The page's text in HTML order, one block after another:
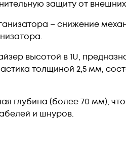
защиту от
– снижение
высотой в 1U,
толщиной 2,5 мм,
глубина (более 70 мм),
и шнуров.